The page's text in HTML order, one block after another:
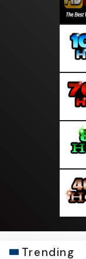
Trending